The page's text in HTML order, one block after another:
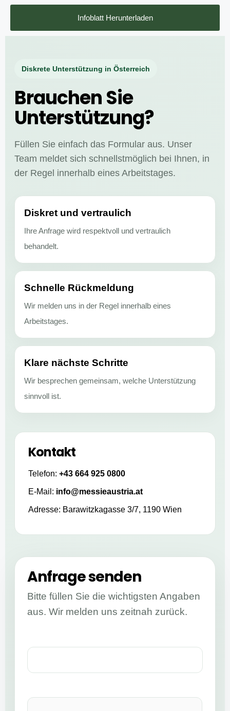
Infoblatt Herunterladen
Diskrete Unterstützung in Österreich
Brauchen Sie
Unterstützung?
Füllen Sie einfach das Formular aus. Unser
Team meldet sich schnellstmöglich bei Ihnen, in
der Regel innerhalb eines Arbeitstages.
Diskret und vertraulich
Ihre Anfrage wird respektvoll und vertraulich
behandelt.
Schnelle Rückmeldung
Wir melden uns in der Regel innerhalb eines
Arbeitstages.
Klare nächste Schritte
Wir besprechen gemeinsam, welche Unterstützung
sinnvoll ist.
Kontakt
Telefon: +43 664 925 0800
E-Mail: info@messieaustria.at
Adresse: Barawitzkagasse 3/7, 1190 Wien
Anfrage senden
Bitte füllen Sie die wichtigsten Angaben
aus. Wir melden uns zeitnah zurück.